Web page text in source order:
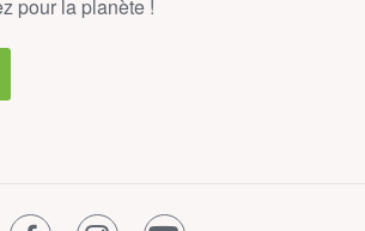
pour la planète !